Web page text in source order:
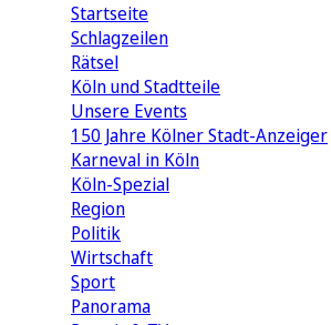
Startseite
Schlagzeilen
Rätsel
Köln und Stadtteile
Unsere Events
150 Jahre Kölner Stadt-Anzeiger
Karneval in Köln
Köln-Spezial
Region
Politik
Wirtschaft
Sport
Panorama